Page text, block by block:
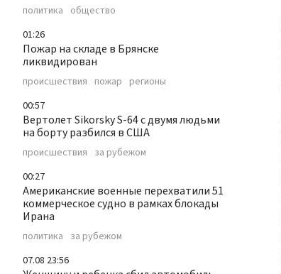
политика общество
01:26
Пожар на складе в Брянске
ликвидирован
происшествия пожар регионы
00:57
Вертолет Sikorsky S-64 с двумя людьми
на борту разбился в США
происшествия за рубежом
00:27
Американские военные перехватили 51
коммерческое судно в рамках блокады
Ирана
политика за рубежом
07.08 23:56